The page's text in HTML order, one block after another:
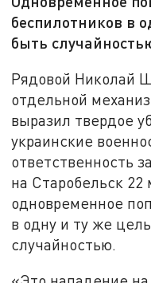
беспилотников в
быть
Рядовой Николай
отдельной
выразил твердое
украинские
ответственность
на Старобельск
одновременное
в одну и ту же
случайностью.